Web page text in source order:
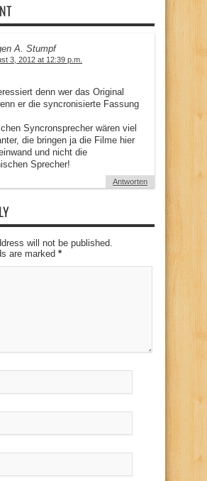
A. Stumpf
3, 2012 at 12:39 p.m.
denn wer das Original
er die syncronisierte Fassung
Syncronsprecher wären viel
die bringen ja die Filme hier
und nicht die
Sprecher!
Antworten
will not be published.
are marked *